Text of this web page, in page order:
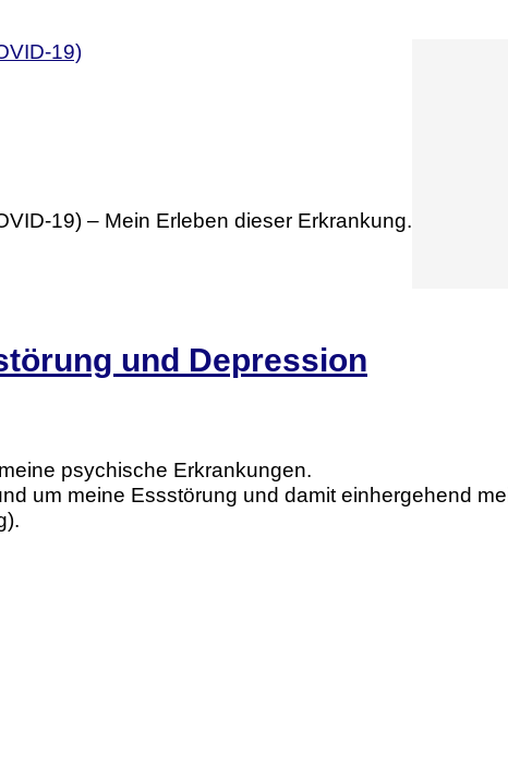
19) – Mein Erleben dieser Erkrankung.
und Depression
psychische Erkrankungen.
um meine Essstörung und damit einhergehend